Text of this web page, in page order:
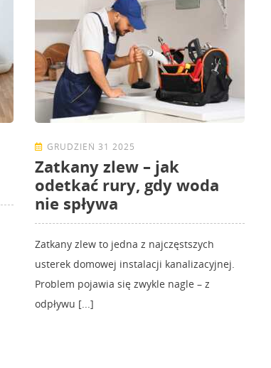
GRUDZIEŃ 31 2025
Zatkany zlew – jak
odetkać rury, gdy woda
nie spływa
Zatkany zlew to jedna z najczęstszych
usterek domowej instalacji kanalizacyjnej.
Problem pojawia się zwykle nagle – z
odpływu [...]